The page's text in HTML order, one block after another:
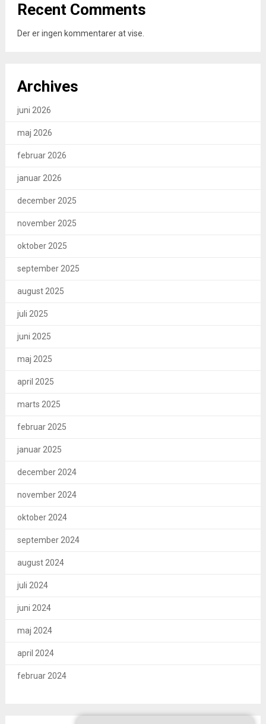
Recent Comments
Der er ingen kommentarer at vise.
Archives
juni 2026
maj 2026
februar 2026
januar 2026
december 2025
november 2025
oktober 2025
september 2025
august 2025
juli 2025
juni 2025
maj 2025
april 2025
marts 2025
februar 2025
januar 2025
december 2024
november 2024
oktober 2024
september 2024
august 2024
juli 2024
juni 2024
maj 2024
april 2024
februar 2024